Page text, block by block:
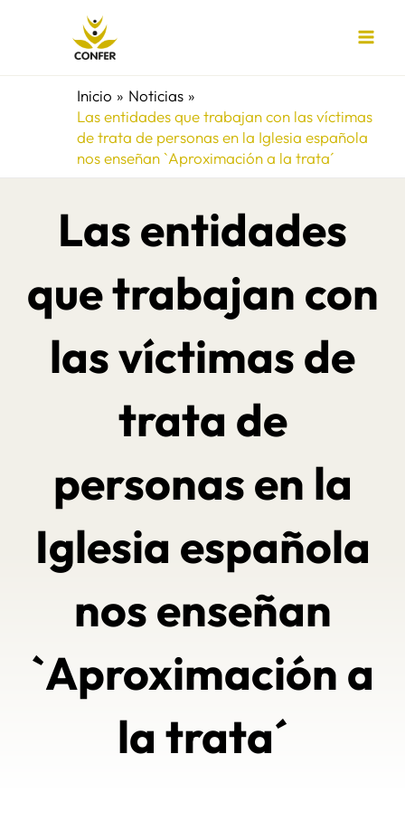
Inicio
Noticias
Las entidades que trabajan con las víctimas
de trata de personas en la Iglesia española
nos enseñan `Aproximación a la trata´
Las entidades
que trabajan con
las víctimas de
trata de
personas en la
Iglesia española
nos enseñan
`Aproximación a
la trata´